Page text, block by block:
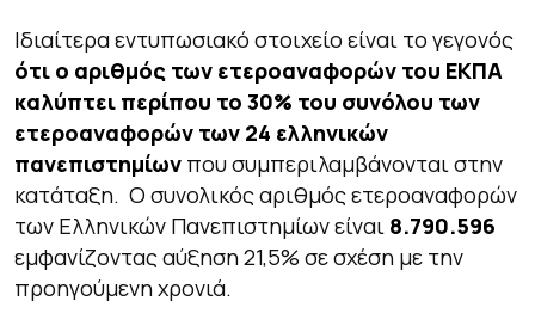
Ιδιαίτερα εντυπωσιακό στοιχείο είναι το γεγονός
ότι ο αριθμός των ετεροαναφορών του ΕΚΠΑ
καλύπτει περίπου το 30% του συνόλου των
ετεροαναφορών των 24 ελληνικών
πανεπιστημίων που συμπεριλαμβάνονται στην
κατάταξη. Ο συνολικός αριθμός ετεροαναφορών
των Ελληνικών Πανεπιστημίων είναι 8.790.596
εμφανίζοντας αύξηση 21,5% σε σχέση με την
προηγούμενη χρονιά.